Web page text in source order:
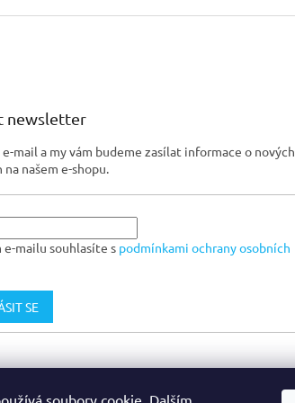
soubory cookie. Dalším
newsletter
mail a my vám budeme zasílat informace o nových
našem e-shopu.
mailu souhlasíte s podmínkami ochrany osobních
SE